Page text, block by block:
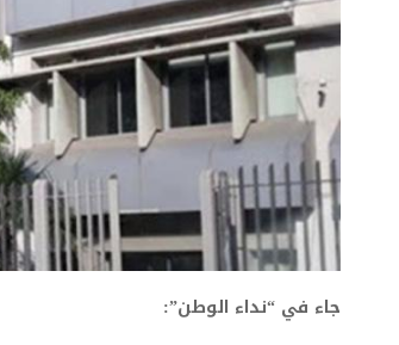
جاء في “نداء الوطن”: